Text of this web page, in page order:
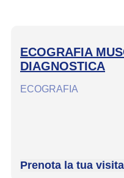
ECOGRAFIA
DIAGNOSTICA
ECOGRAFIA
Prenota la tua visita